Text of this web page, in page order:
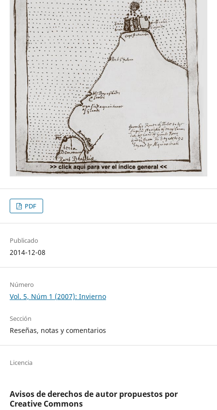
PDF
Publicado
2014-12-08
Número
Vol. 5, Núm 1 (2007): Invierno
Sección
Reseñas, notas y comentarios
Licencia
Avisos de derechos de autor propuestos por
Creative Commons